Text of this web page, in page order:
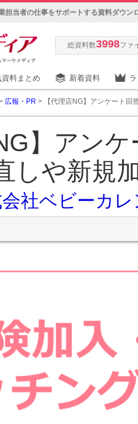
担当者の仕事をサポートする資料ダウン
総資料数3998ファ
資料まとめ 新着資料
広報・PR > 【代理店NG】アンケート回
】アン
しや新規
社ベビーカ